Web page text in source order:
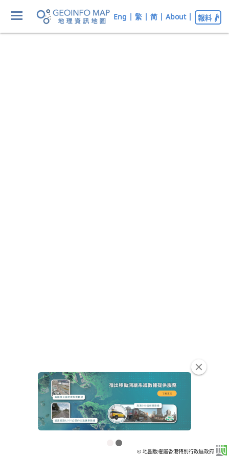
Eng | 繁 | 简 | About | 報料
© 地圖版權屬香港特別行政區政府
clear